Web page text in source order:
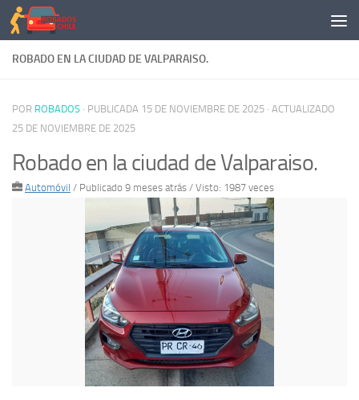
Saltar al contenido
ROBADO EN LA CIUDAD DE VALPARAISO.
POR ROBADOS · PUBLICADA 15 DE NOVIEMBRE DE 2025 · ACTUALIZADO
25 DE NOVIEMBRE DE 2025
Robado en la ciudad de Valparaiso.
Automóvil / Publicado 9 meses atrás / Visto: 1987 veces